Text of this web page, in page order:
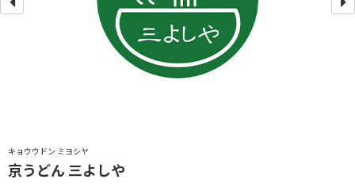
キョウウドン ミヨシヤ
京うどん 三よしや